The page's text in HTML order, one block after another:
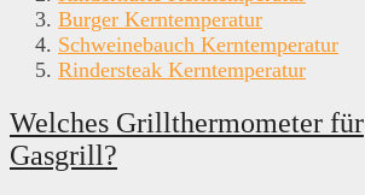
Burger Kerntemperatur
Schweinebauch Kerntemperatur
Rindersteak Kerntemperatur
Welches Grillthermometer für
Gasgrill?